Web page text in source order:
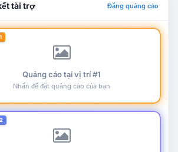
tài trợ Đăng quảng cáo
Quảng cáo tại vị trí #1
Nhấn để đặt quảng cáo của bạn